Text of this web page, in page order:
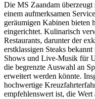
Die MS Zaandam
einem aufmerksamen
geräumigen Kabinen bieten
eingerichtet. Kulinarisch
Restaurants, darunter der
erstklassigen Steaks
Shows und Live-Musik für
die begrenzte Auswahl an
erweitert werden könnte.
hochwertige
empfehlenswert ist, die